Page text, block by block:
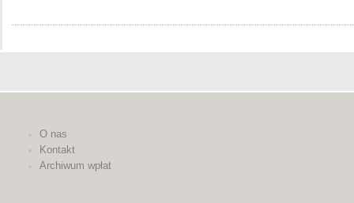
O nas
Kontakt
Archiwum wpłat